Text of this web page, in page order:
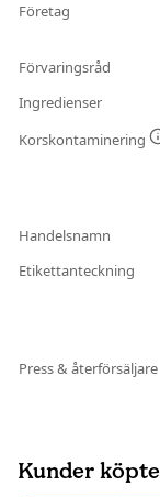
Företag
Förvaringsråd
Ingredienser
Korskontaminering
Handelsnamn
Etikettanteckning
Press & återförsäljare
Kunder